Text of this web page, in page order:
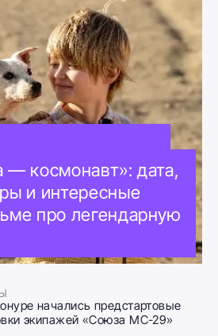
— космонавт»: дата,
и интересные
про легендарную
начались предстартовые
экипажей «Союза МС-29»